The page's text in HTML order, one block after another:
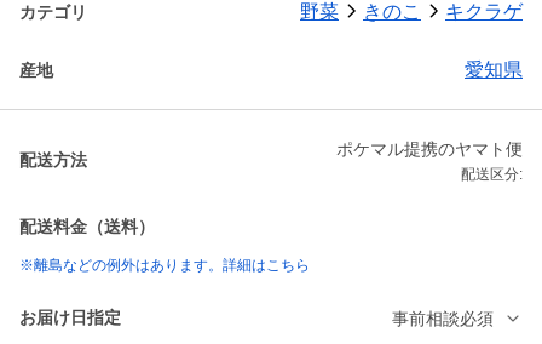
カテゴリ 野菜 きのこ キクラゲ
産地 愛知県
配送方法
ポケマル提携のヤマト便
配送区分:
配送料金（送料）
※離島などの例外はあります。詳細はこちら
お届け日指定 事前相談必須